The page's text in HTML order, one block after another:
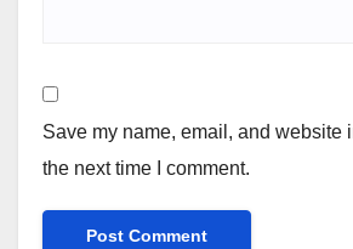
Save my name, email, and website
the next time I comment.